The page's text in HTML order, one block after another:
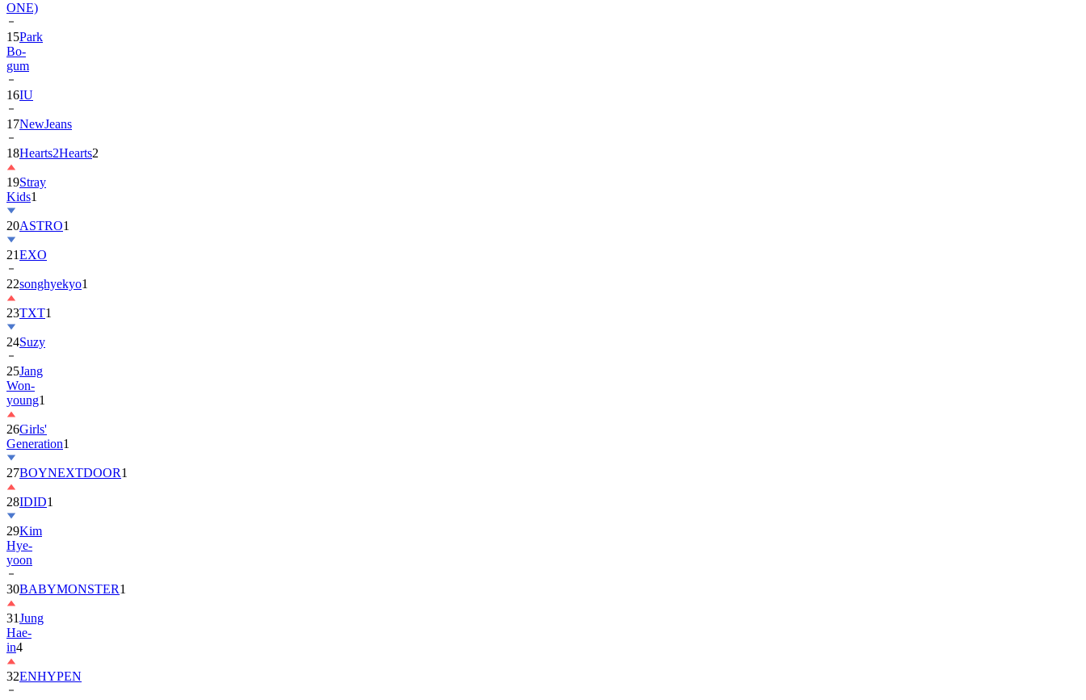
15Park
Bo-
gum
16IU
17NewJeans
18Hearts2Hearts
19Stray
Kids
20ASTRO
21EXO
22songhyekyo
23TXT1
24Suzy
25Jang
Won-
young1
26Girls'
Generation
27BOYNEXTDOOR
28IDID1
29Kim
Hye-
yoon
30BABYMONSTER
31Jung
Hae-
in4
32ENHYPEN
332PM